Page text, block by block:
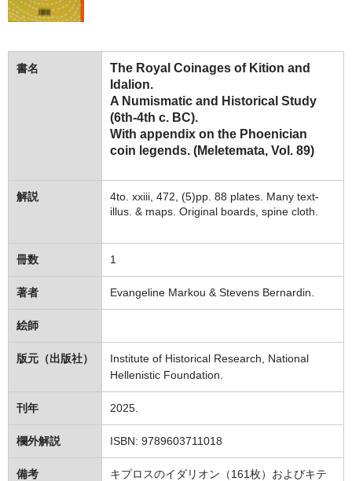
書名
The Royal Coinages of Kition and
Idalion.
A Numismatic and Historical Study
(6th-4th c. BC).
With appendix on the Phoenician
coin legends. (Meletemata, Vol. 89)
解説
4to. xxiii, 472, (5)pp. 88 plates. Many text-
illus. & maps. Original boards, spine cloth.
冊数 1
著者 Evangeline Markou & Stevens Bernardin.
絵師
版元（出版社）
Institute of Historical Research, National
Hellenistic Foundation.
刊年 2025.
欄外解説 ISBN: 9789603711018
備考
キプロスのイダリオン（161枚）およびキテ